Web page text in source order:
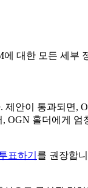
대한 모든 세부
안이 통과되면
홀더에게
표하기 를 권장합